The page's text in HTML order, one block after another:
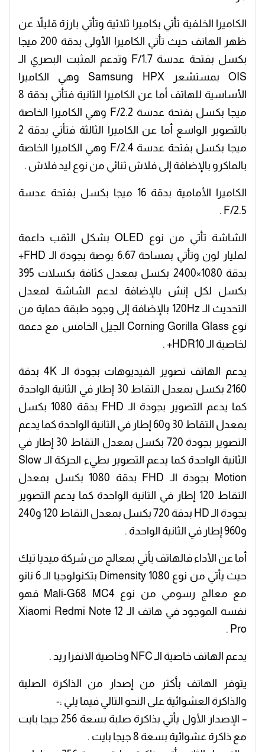
الكاميرا الخلفية تأتي بكاميرا ثلاثية وتأتي بارزة قليلاً عن
ظهر الهاتف حيث تأتي الكاميرا الأولى بدقة 200 ميجا
بكسل بفتحة عدسة F/1.7 وتدعم المثبت البصري الـ
OIS بمستشعر Samsung HPX وهي الكاميرا
الأساسية للهاتف أما عن الكاميرا الثانية فتأتي بدقة 8
ميجا بكسل بفتحة عدسة F/2.2 وهي الكاميرا الخاصة
بالتصوير الواسع أما عن الكاميرا الثالثة فتأتي بدقة 2
ميجا بكسل بفتحة عدسة F/2.4 وهي الكاميرا الخاصة
بالماكرو بالإضافة إلى فلاش ثنائي من نوع ليد فلاش .
الكاميرا الأمامية بدقة 16 ميجا بكسل بفتحة عدسة
F/2.5 .
الشاشة تأتي من نوع OLED بشكل الثقب داعمة
لمليار لون وتأتي بمساحة 6.67 بوصة بجودة الـ FHD+
بدقة 1080×2400 بكسل بمعدل كثافة بكسلات 395
بكسل لكل إنش بالإضافة لدعم الشاشة لمعدل
التحديث الـ 120Hz بالإضافة إلى وجود طبقة حماية من
نوع Corning Gorilla Glass الجيل الخامس مع دعمه
لخاصية الـ HDR10+ .
يدعم الهاتف تصوير الفيديوهات بجودة الـ 4K بدقة
2160 بكسل بمعدل التقاط 30 إطار في الثانية الواحدة
كما يدعم التصوير بجودة الـ FHD بدقة 1080 بكسل
بمعدل التقاط 30 و60 إطار في الثانية الواحدة كما يدعم
التصوير بجودة 720 بكسل بمعدل التقاط 30 إطار في
الثانية الواحدة كما يدعم التصوير بطيء الحركة الـ Slow
Motion بجودة الـ FHD بدقة 1080 بكسل بمعدل
التقاط 120 إطار في الثانية الواحدة كما يدعم التصوير
بجودة الـ HD بدقة 720 بكسل بمعدل التقاط 120 و240
و960 إطار في الثانية الواحدة .
أما عن الأداء فالهاتف يأتي بمعالج من شركة ميديا تيك
حيث يأتي من نوع Dimensity 1080 بتكنولوجيا الـ 6 نانو
مع معالج رسومي من نوع Mali-G68 MC4 فهو
نفسه الموجود في هاتف الـ Xiaomi Redmi Note 12
Pro .
يدعم الهاتف خاصية الـ NFC وخاصية الانفرا ريد .
يتوفر الهاتف بأكثر من إصدار من الذاكرة الصلبة
والذاكرة العشوائية على النحو التالي فيما يلي :-
– الإصدار الأول يأتي بذاكرة صلبة بسعة 256 جيجا بايت
مع ذاكرة عشوائية بسعة 8 جيجا بايت .